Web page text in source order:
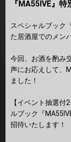
『MA55IVE』
スペシャルブック
た居酒屋でのメン
今回、お酒を酌み
声にお応えして、
ました！
【イベント抽選付
ルブック『
招待いたします！